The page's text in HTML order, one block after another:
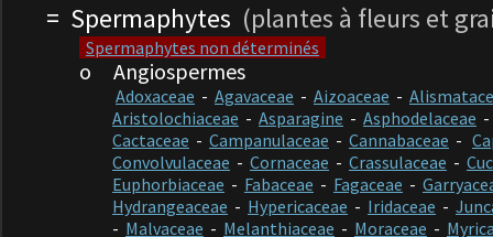
= Spermaphytes (plantes à fleurs et
Spermaphytes non déterminés
o Angiospermes
Adoxaceae - Agavaceae - Aizoaceae -
Aristolochiaceae - Asparagine - Asphodelaceae
Cactaceae - Campanulaceae - Cannabaceae -
Convolvulaceae - Cornaceae - Crassulaceae -
Euphorbiaceae - Fabaceae - Fagaceae -
Hydrangeaceae - Hypericaceae - Iridaceae -
- Malvaceae - Melanthiaceae - Moraceae -